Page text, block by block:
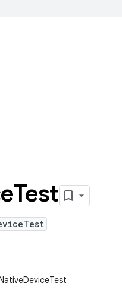
Test